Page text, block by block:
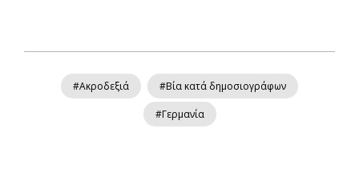
#Ακροδεξιά #Βία κατά δημοσιογράφων
#Γερμανία